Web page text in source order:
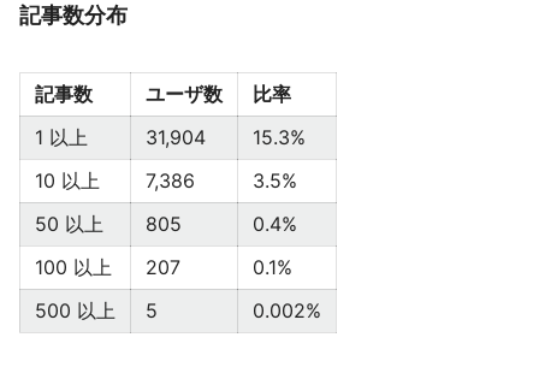
記事数分布
記事数 ユーザ数
比率
1 以上
31,904
15.3%
10 以上
7,386
3.5%
50 以上
805
0.4%
100 以上
207
0.1%
500 以上
5 0.002%